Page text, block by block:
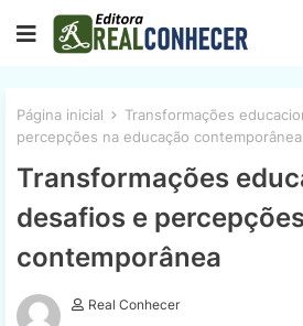
Página inicial
Transformações
percepções na educação contemporânea
Transformações
desafios e
contemporânea
Real Conhecer